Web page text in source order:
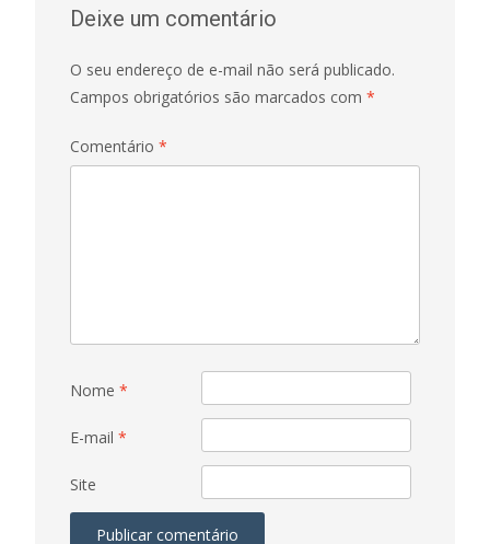
Deixe um comentário
O seu endereço de e-mail não será publicado.
Campos obrigatórios são marcados com *
Comentário *
Nome *
E-mail *
Site